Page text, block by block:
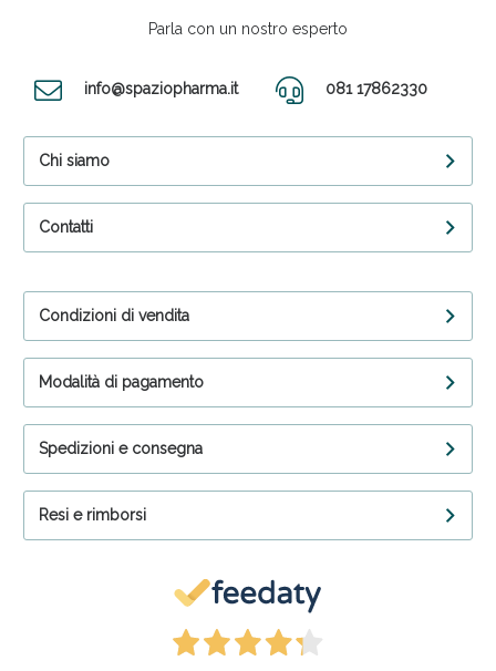
Parla con un nostro esperto
info@spaziopharma.it 081 17862330
Chi siamo
Contatti
Condizioni di vendita
Modalità di pagamento
Spedizioni e consegna
Resi e rimborsi